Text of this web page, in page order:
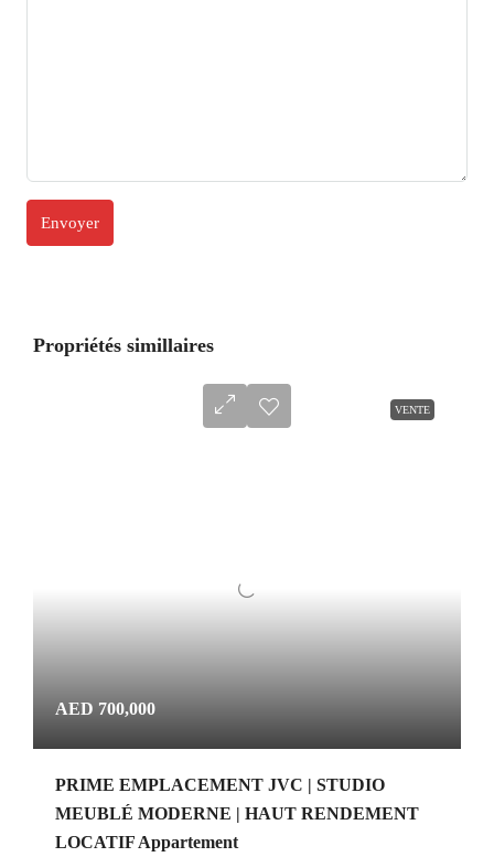
Propriétés simillaires
VENTE
AED 700,000
PRIME EMPLACEMENT JVC | STUDIO
MEUBLÉ MODERNE | HAUT RENDEMENT
LOCATIF Appartement